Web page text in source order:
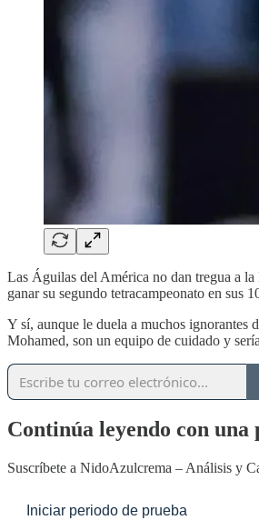
Las Águilas del América no dan tregua a
ganar su segundo tetracampeonato en sus
Y sí, aunque le duela a muchos ignorantes
Mohamed, son un equipo de cuidado y
Continúa leyendo con
Suscríbete a NidoAzulcrema – Análisis y
Iniciar periodo de prueba